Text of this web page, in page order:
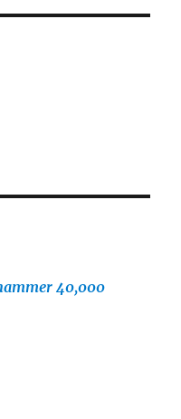
40,000